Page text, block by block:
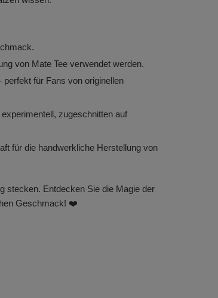
von Mate Tee verwendet werden.
perfekt für Fans von originellen
zugeschnitten auf
für die handwerkliche Herstellung von
stecken. Entdecken Sie die Magie der
Geschmack! ❤️